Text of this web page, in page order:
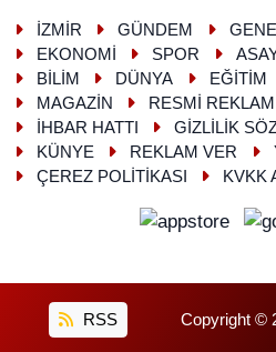
İZMİR GÜNDEM
EKONOMİ
SPOR
BİLİM
DÜNYA EĞİTİM
MAGAZİN
RESMİ REKLAM
İHBAR HATTI
GİZLİLİK
KÜNYE
REKLAM VER
ÇEREZ POLİTİKASI
KVKK
RSS Copyright ©